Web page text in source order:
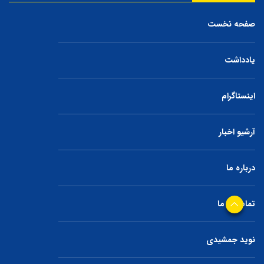
صفحه نخست
یادداشت
اینستاگرام
آرشیو اخبار
درباره ما
تماس با ما
نوید جمشیدی